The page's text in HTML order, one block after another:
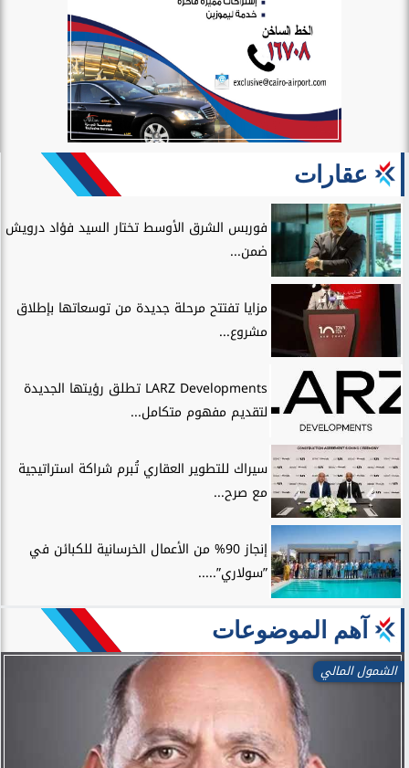
عقارات
فوربس الشرق الأوسط تختار السيد فؤاد درويش
ضمن...
مزايا تفتتح مرحلة جديدة من توسعاتها بإطلاق
مشروع...
LARZ Developments تطلق رؤيتها الجديدة
لتقديم مفهوم متكامل...
سيراك للتطوير العقاري تُبرم شراكة استراتيجية
مع صرح...
إنجاز 90% من الأعمال الخرسانية للكبائن في
”سولاري”.....
آهم الموضوعات
الشمول المالي